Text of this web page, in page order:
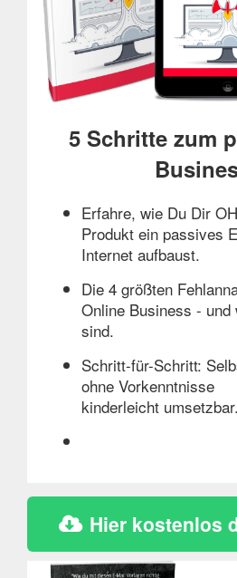
5 Schritte zum
Erfahre, wie Du Dir
Produkt ein passives
Internet aufbaust.
Die 4 größten
Online Business -
sind.
Schritt-für-Schritt:
ohne Vorkenntnisse
kinderleicht umsetzbar.
Hier kostenlos